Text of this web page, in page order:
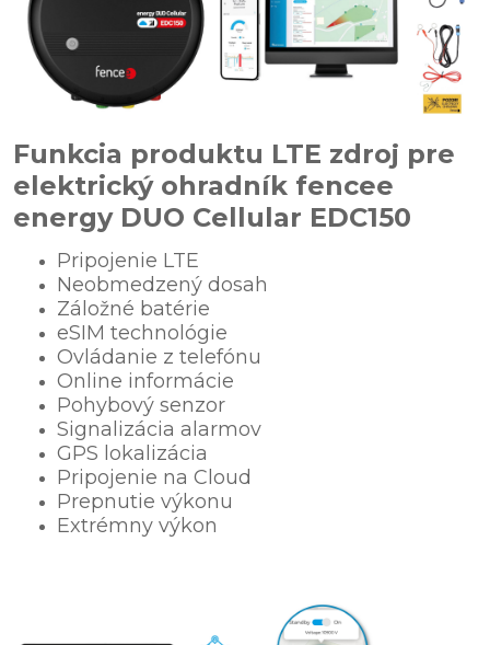
Funkcia produktu LTE zdroj pre
elektrický ohradník fencee
energy DUO Cellular EDC150
Pripojenie LTE
Neobmedzený dosah
Záložné batérie
eSIM technológie
Ovládanie z telefónu
Online informácie
Pohybový senzor
Signalizácia alarmov
GPS lokalizácia
Pripojenie na Cloud
Prepnutie výkonu
Extrémny výkon